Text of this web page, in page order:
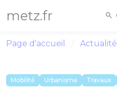
metz.fr
Page d'accueil Actualité
Mobilité Urbanisme Travaux